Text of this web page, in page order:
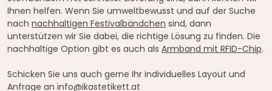
Ihnen helfen. Wenn Sie umweltbewusst und auf der Suche
nach nachhaltigen Festivalbändchen sind, dann
unterstützen wir Sie dabei, die richtige Lösung zu finden. Die
nachhaltige Option gibt es auch als Armband mit RFID-Chip.
Schicken Sie uns auch gerne Ihr individuelles Layout und
Anfrage an info@ikastetikett.at